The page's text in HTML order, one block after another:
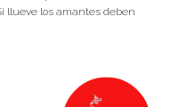
llueve los amantes deben